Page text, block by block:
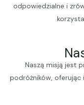
odpowiedzialne i
Naszą misją jest
podróżników, oferując